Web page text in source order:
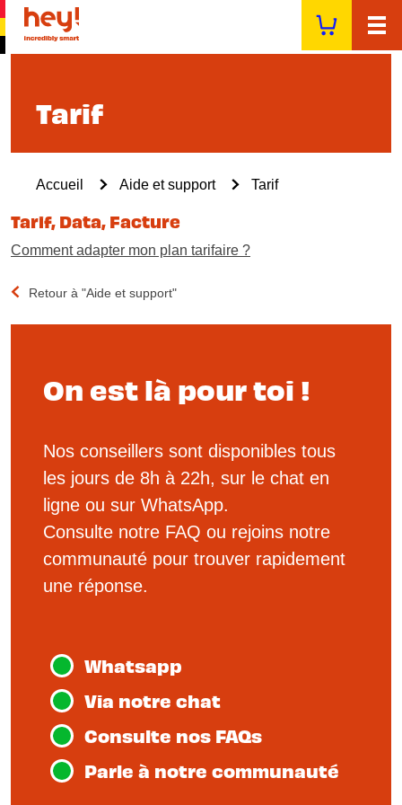
Aller
contenu
Tarif
FilAccueil Aide et support Tarif
Tarif, Data, Facture
Comment adapter mon plan tarifaire ?
Retour à "Aide et support"
On est là pour toi !
Nos conseillers sont disponibles tous
les jours de 8h à 22h, sur le chat en
ligne ou sur WhatsApp.
Consulte notre FAQ ou rejoins notre
communauté pour trouver rapidement
une réponse.
Whatsapp
Via notre chat
Consulte nos FAQs
Parle à notre communauté